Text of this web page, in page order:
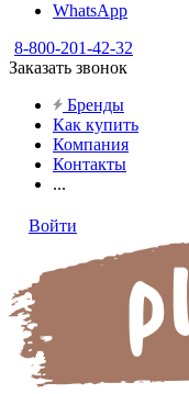
WhatsApp
8-800-201-42-32
Заказать звонок
Бренды
Как купить
Компания
Контакты
...
Войти